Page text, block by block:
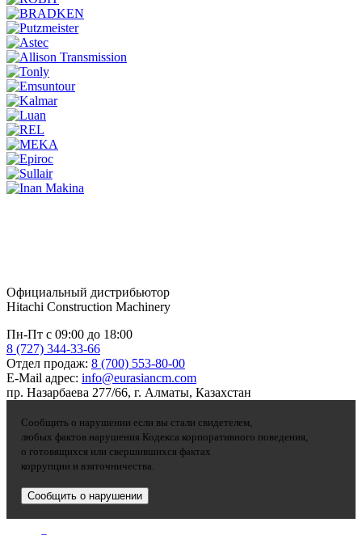
Официальный дистрибьютор
Hitachi Construction Machinery
Пн-Пт с 09:00 до 18:00
8 (727) 344-33-66
Отдел продаж: 8 (700) 553-80-00
E-Mail адрес: info@eurasiancm.com
пр. Назарбаева 277/66, г. Алматы, Казахстан
Сообщить о нарушении если вы стали свидетелем,
любых фактов нарушения Кодекса корпоративного поведения,
о готовящихся или свершившихся фактах
коррупции и взяточничества.
Сообщить о нарушении